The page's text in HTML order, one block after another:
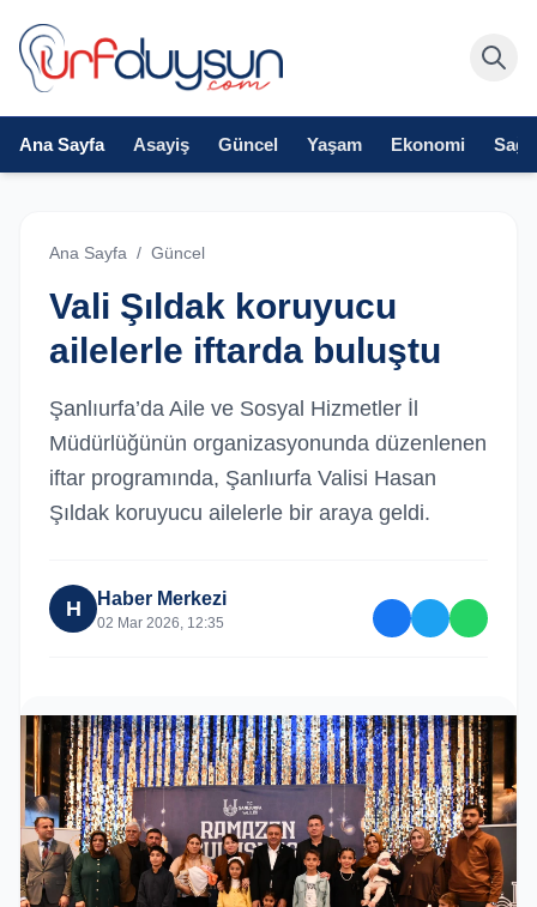
Ana Sayfa Asayiş Güncel Yaşam Ekonomi
Ana Sayfa / Güncel
Vali Şıldak koruyucu
ailelerle iftarda buluştu
Şanlıurfa’da Aile ve Sosyal Hizmetler İl
Müdürlüğünün organizasyonunda düzenlenen
iftar programında, Şanlıurfa Valisi Hasan
Şıldak koruyucu ailelerle bir araya geldi.
H Haber Merkezi
02 Mar 2026, 12:35